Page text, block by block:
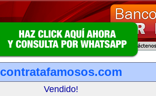
contratafamosos.com
Vendido!